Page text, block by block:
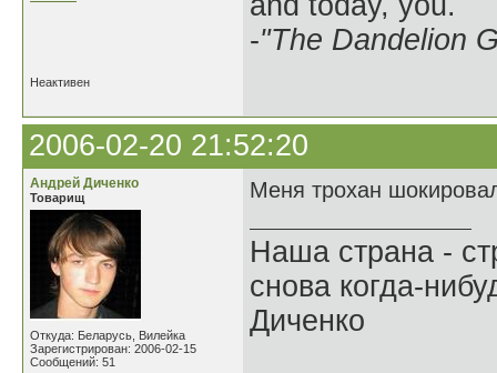
-"The Dandelion
Неактивен
2006-02-20 21:52:20
Андрей Диченко
Товарищ
Откуда: Беларусь, Вилейка
Зарегистрирован: 2006-02-15
Сообщений: 51
Меня трохан
Наша страна -
снова когда-
Диченко